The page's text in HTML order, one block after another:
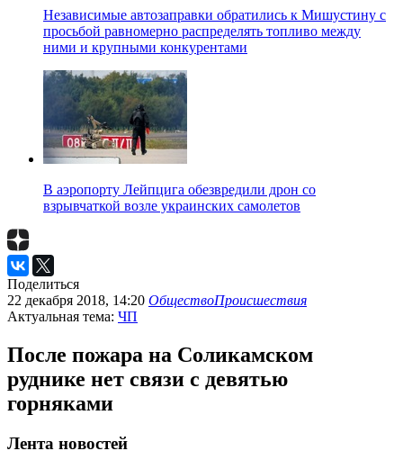
Независимые автозаправки обратились к Мишустину с
просьбой равномерно распределять топливо между
ними и крупными конкурентами
В аэропорту Лейпцига обезвредили дрон со
взрывчаткой возле украинских самолетов
Поделиться
22 декабря 2018, 14:20 ОбществоПроисшествия
Актуальная тема: ЧП
После пожара на Соликамском
руднике нет связи с девятью
горняками
Лента новостей